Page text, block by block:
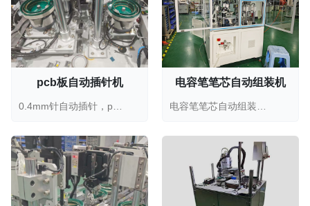
pcb板自动插针机 电容笔笔芯自动组装机